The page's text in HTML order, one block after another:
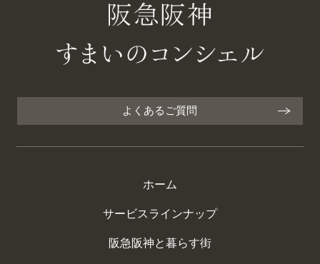
よくあるご質問
ホーム
サービスラインナップ
阪急阪神と暮らす街